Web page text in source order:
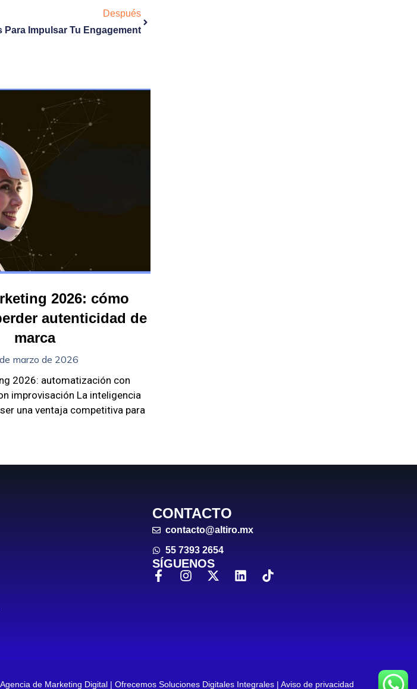
Después
Para Impulsar Tu Engagement
2026: cómo
autenticidad de
marca
marzo de 2026
2026: automatización con
improvisación La inteligencia
una ventaja competitiva para
CONTACTO
contacto@altiro.mx
55 7393 2654
SÍGUENOS
de Marketing Digital | Ofrecemos Soluciones Digitales Integrales | Aviso de privacidad